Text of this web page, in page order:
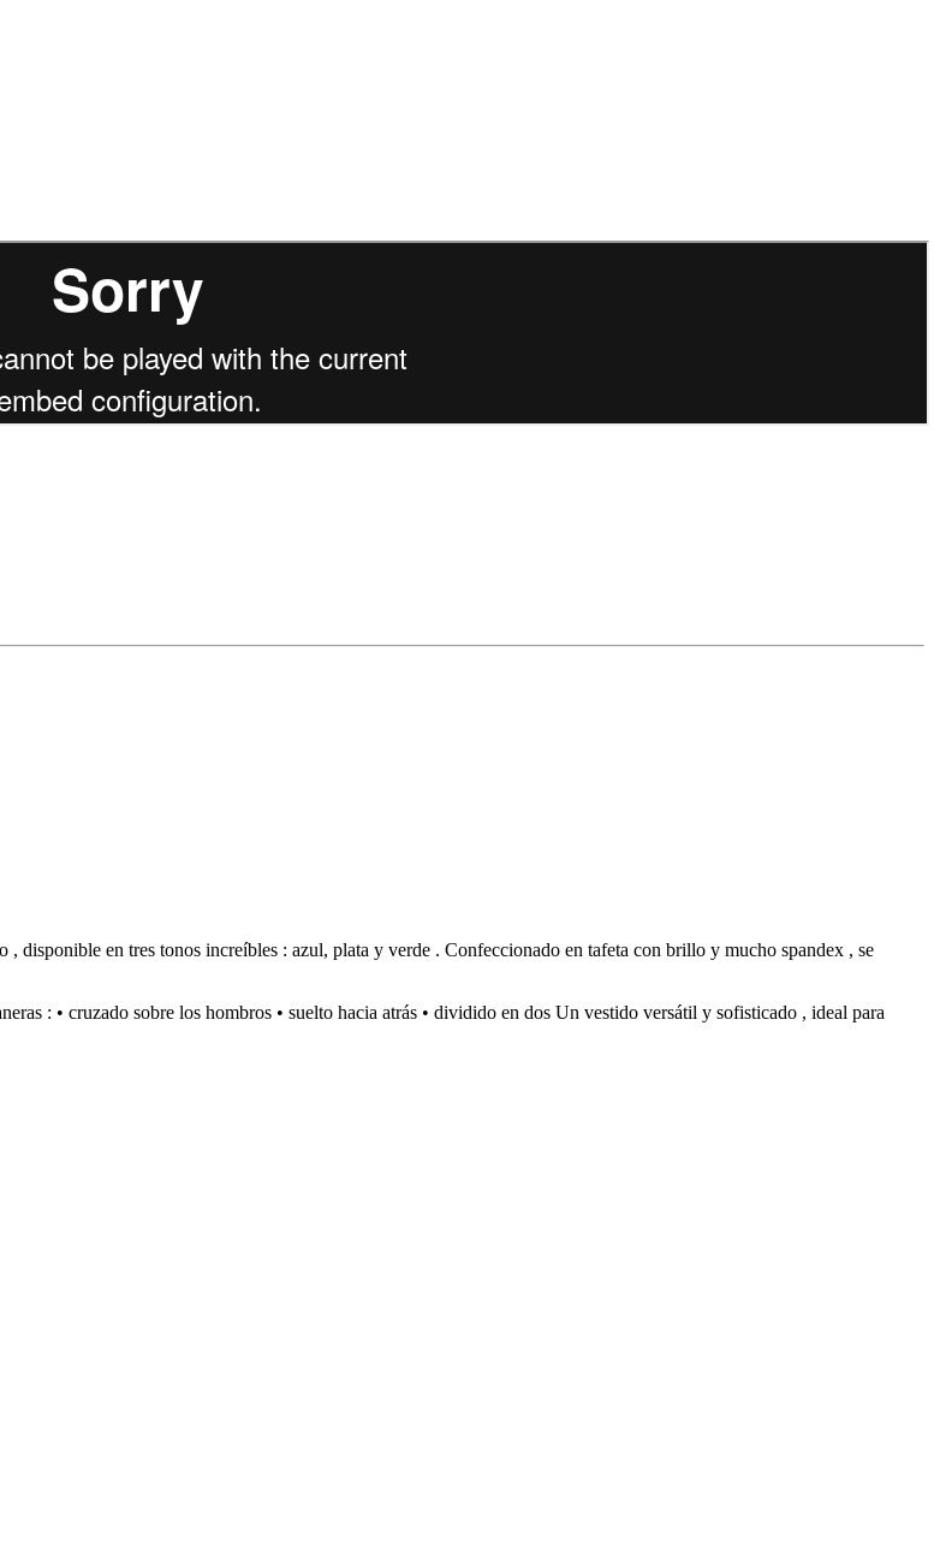
, disponible en tres tonos increíbles : azul, plata y verde . Confeccionado en tafeta con brillo y mucho spandex , se
: • cruzado sobre los hombros • suelto hacia atrás • dividido en dos Un vestido versátil y sofisticado , ideal para